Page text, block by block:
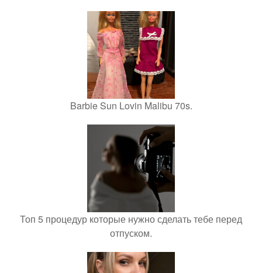
Barbie Sun Lovin Malibu 70s.
Топ 5 процедур которые нужно сделать тебе перед
отпуском.